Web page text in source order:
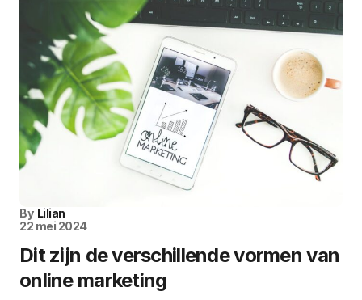
By Lilian
22 mei 2024
Dit zijn de verschillende vormen van
online marketing